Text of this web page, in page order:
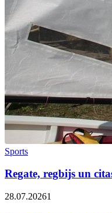
Sports
Regate, regbijs un
28.07.20261